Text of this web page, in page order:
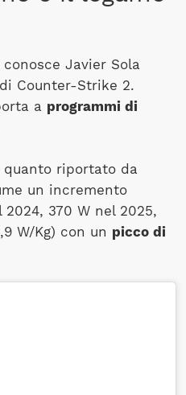
Javier Sola
Counter-Strike 2.
a programmi di
quanto riportato da
un incremento
370 W nel 2025,
W/Kg) con un picco di